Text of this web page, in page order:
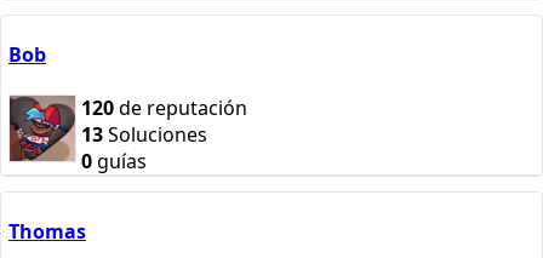
Bob
120de reputación
13Soluciones
0guías
Thomas